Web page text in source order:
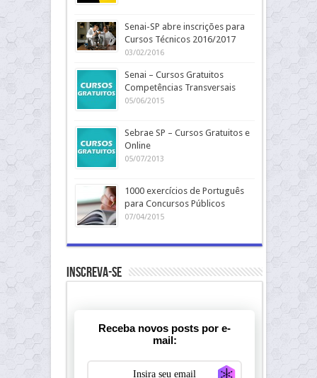
Senai-SP abre inscrições para
Cursos Técnicos 2016/2017
03/02/2016
Senai – Cursos Gratuitos
Competências Transversais
05/06/2015
Sebrae SP – Cursos Gratuitos e
Online
05/07/2013
1000 exercícios de Português
para Concursos Públicos
07/04/2015
Inscreva-se
Receba novos posts por e-
mail:
Generate new